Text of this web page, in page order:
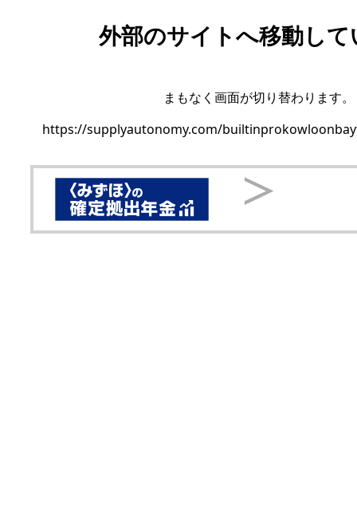
外部のサイトへ移動し
まもなく画面が切り替わります。
https://supplyautonomy.com/